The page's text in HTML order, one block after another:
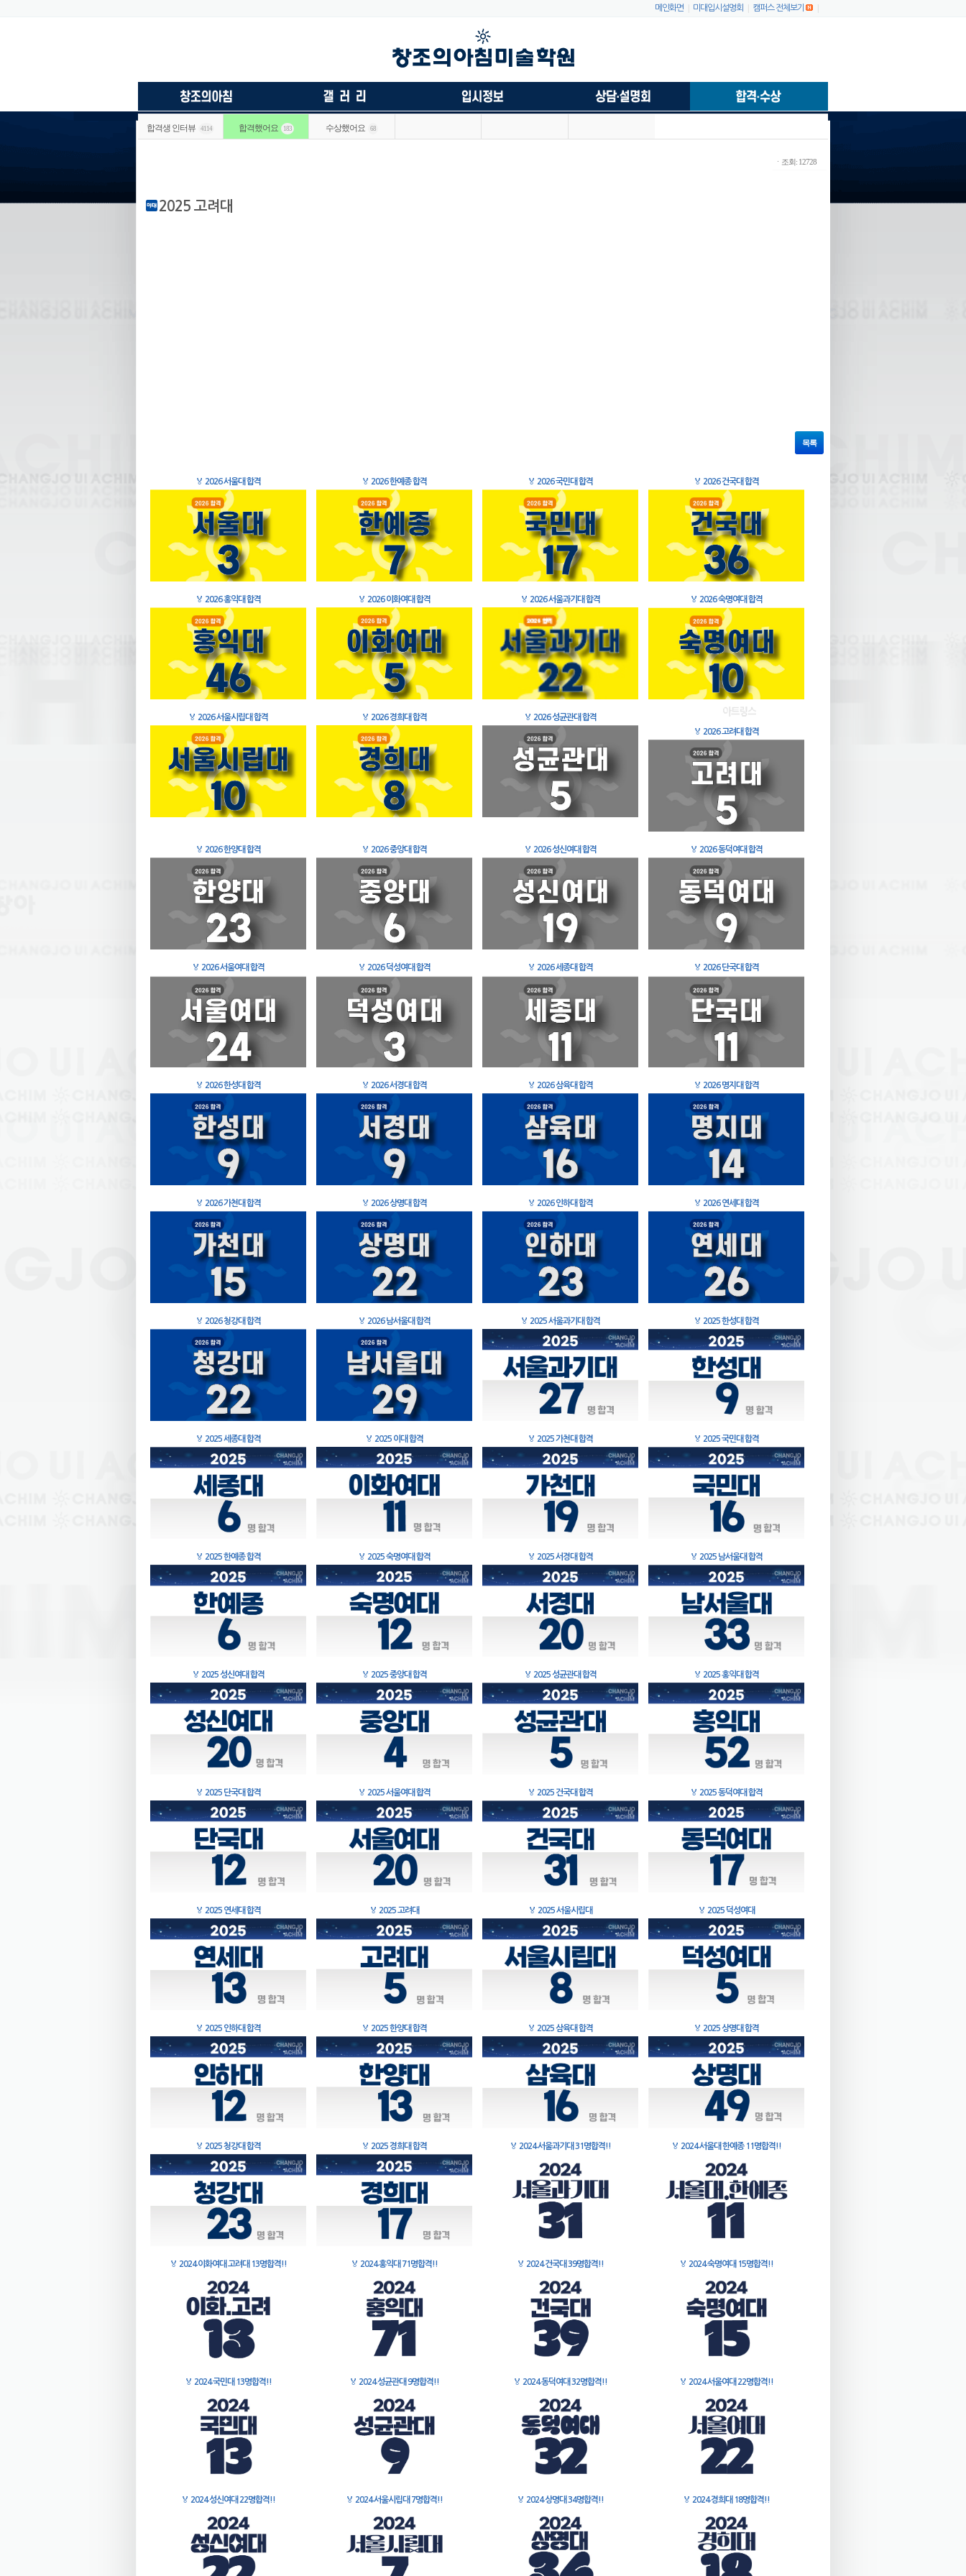
메인화면 미대입시설명회 캠퍼스 전체보기
합격생 인터뷰 4114 합격했어요 183 수상했어요 68
ㆍ조회: 12728
2025 고려대
목록
🏅 2026 서울대 합격 🏅 2026 한예종 합격 🏅 2026 국민대 합격 🏅 2026 건국대 합격
🏅 2026 홍익대 합격 🏅 2026 이화여대 합격 🏅 2026 서울과기대 합격 🏅 2026 숙명여대 합격
🏅 2026 서울시립대 합격 🏅 2026 경희대 합격 🏅 2026 성균관대 합격
🏅 2026 고려대 합격
🏅 2026 한양대 합격 🏅 2026 중앙대 합격 🏅 2026 성신여대 합격 🏅 2026 동덕여대 합격
🏅 2026 서울여대 합격 🏅 2026 덕성여대 합격 🏅 2026 세종대 합격 🏅 2026 단국대 합격
🏅 2026 한성대 합격 🏅 2026 서경대 합격 🏅 2026 삼육대 합격 🏅 2026 명지대 합격
🏅 2026 가천대 합격 🏅 2026 상명대 합격 🏅 2026 인하대 합격 🏅 2026 연세대 합격
🏅 2026 청강대 합격 🏅 2026 남서울대 합격 🏅 2025 서울과기대 합격 🏅 2025 한성대 합격
🏅 2025 세종대 합격 🏅 2025 이대 합격 🏅 2025 가천대 합격 🏅 2025 국민대 합격
🏅 2025 한예종 합격 🏅 2025 숙명여대 합격 🏅 2025 서경대 합격 🏅 2025 남서울대 합격
🏅 2025 성신여대 합격 🏅 2025 중앙대 합격 🏅 2025 성균관대 합격 🏅 2025 홍익대 합격
🏅 2025 단국대 합격 🏅 2025 서울여대 합격 🏅 2025 건국대 합격 🏅 2025 동덕여대 합격
🏅 2025 연세대 합격 🏅 2025 고려대 🏅 2025 서울시립대 🏅 2025 덕성여대
🏅 2025 인하대 합격 🏅 2025 한양대 합격 🏅 2025 삼육대 합격 🏅 2025 상명대 합격
🏅 2025 청강대 합격 🏅 2025 경희대 합격 🏅 2024 서울과기대 31명합격!! 🏅 2024 서울대 한예종 11명합격!!
🏅 2024 이화여대 고려대 13명합격!! 🏅 2024 홍익대 71명합격!! 🏅 2024 건국대 39명합격!! 🏅 2024 숙명여대 15명합격!!
🏅 2024 국민대 13명합격!! 🏅 2024 성균관대 9명합격!! 🏅 2024 동덕여대 32명합격!! 🏅 2024 서울여대 22명합격!!
🏅 2024 성신여대 22명합격!! 🏅 2024 서울시립대 7명합격!! 🏅 2024 상명대 34명합격!! 🏅 2024 경희대 18명합격!!